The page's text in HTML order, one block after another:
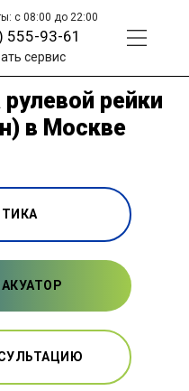
с 08:00 до 22:00
555-93-61
сервис
рейки
в Москве